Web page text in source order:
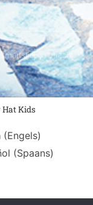
in Utrecht
Hat Kids
(Engels)
(Spaans)